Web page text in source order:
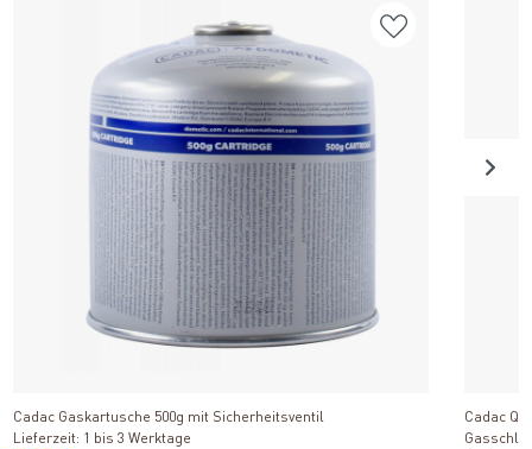
Cadac Gaskartusche 500g mit Sicherheitsventil
Lieferzeit: 1 bis 3 Werktage
Cadac